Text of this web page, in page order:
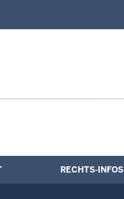
RECHTS-INFOS